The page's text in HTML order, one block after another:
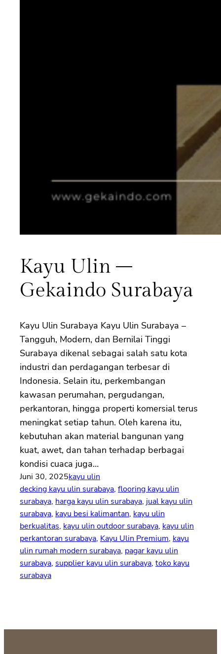
Kayu Ulin –
Gekaindo Surabaya
Kayu Ulin Surabaya Kayu Ulin Surabaya –
Tangguh, Modern, dan Bernilai Tinggi
Surabaya dikenal sebagai salah satu kota
industri dan perdagangan terbesar di
Indonesia. Selain itu, perkembangan
kawasan perumahan, pergudangan,
perkantoran, hingga properti komersial terus
meningkat setiap tahun. Oleh karena itu,
kebutuhan akan material bangunan yang
kuat, awet, dan tahan terhadap berbagai
kondisi cuaca juga…
Juni 30, 2025kayu ulin
decking kayu ulin surabaya, flooring kayu ulin
surabaya, harga kayu ulin surabaya, jual kayu ulin
surabaya, kayu besi kalimantan, kayu ulin
berkualitas, kayu ulin outdoor surabaya, kayu ulin
perkantoran surabaya, Kayu Ulin Premium, kayu
ulin rumah modern surabaya, pagar kayu ulin
surabaya, supplier kayu ulin surabaya, toko kayu
surabaya